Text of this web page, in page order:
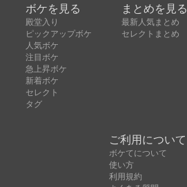
ボケを見る
殿堂入り
ピックアップボケ
人気ボケ
注目ボケ
急上昇ボケ
新着ボケ
セレクト
タグ
まとめを見る
最新人気まとめ
セレクトまとめ
ご利用について
ボケてについて
使い方
利用規約